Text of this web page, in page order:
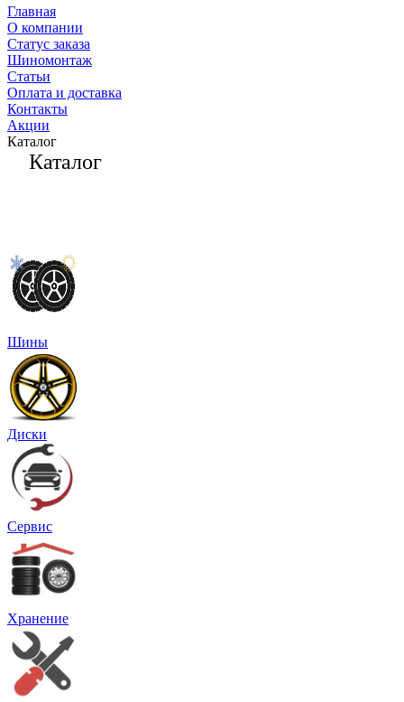
Главная
О компании
Статус заказа
Шиномонтаж
Статьи
Оплата и доставка
Контакты
Акции
Каталог
Каталог
Шины
Диски
Сервис
Хранение